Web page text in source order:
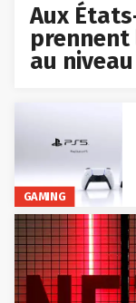
Aux
prennent
au
GAMING